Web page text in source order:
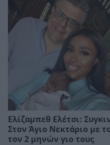
Ελίζαμπεθ Ελέτσι:
Στον Άγιο Νεκτάριο με
τον 2 μηνών γιο τους